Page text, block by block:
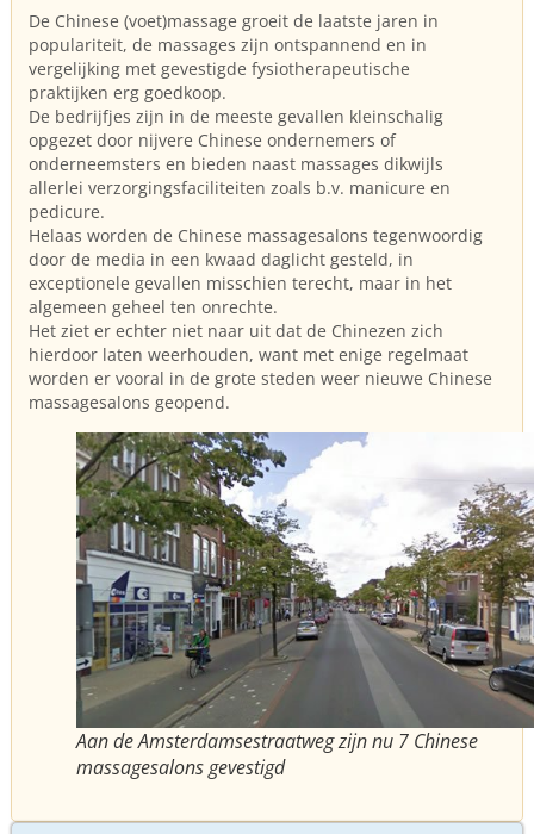
De Chinese (voet)massage groeit de laatste jaren in
populariteit, de massages zijn ontspannend en in
vergelijking met gevestigde fysiotherapeutische
praktijken erg goedkoop.
De bedrijfjes zijn in de meeste gevallen kleinschalig
opgezet door nijvere Chinese ondernemers of
onderneemsters en bieden naast massages dikwijls
allerlei verzorgingsfaciliteiten zoals b.v. manicure en
pedicure.
Helaas worden de Chinese massagesalons tegenwoordig
door de media in een kwaad daglicht gesteld, in
exceptionele gevallen misschien terecht, maar in het
algemeen geheel ten onrechte.
Het ziet er echter niet naar uit dat de Chinezen zich
hierdoor laten weerhouden, want met enige regelmaat
worden er vooral in de grote steden weer nieuwe Chinese
massagesalons geopend.
Aan de Amsterdamsestraatweg zijn nu 7 Chinese
massagesalons gevestigd